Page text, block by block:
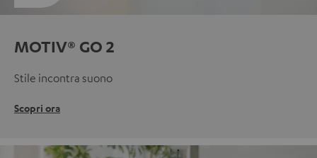
MOTIV® GO 2
Stile incontra suono
Scopri ora